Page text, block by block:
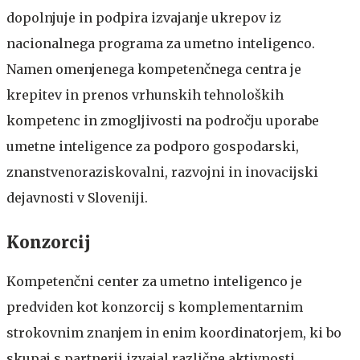
dopolnjuje in podpira izvajanje ukrepov iz
nacionalnega programa za umetno inteligenco.
Namen omenjenega kompetenčnega centra je
krepitev in prenos vrhunskih tehnoloških
kompetenc in zmogljivosti na področju uporabe
umetne inteligence za podporo gospodarski,
znanstvenoraziskovalni, razvojni in inovacijski
dejavnosti v Sloveniji.
Konzorcij
Kompetenčni center za umetno inteligenco je
predviden kot konzorcij s komplementarnim
strokovnim znanjem in enim koordinatorjem, ki bo